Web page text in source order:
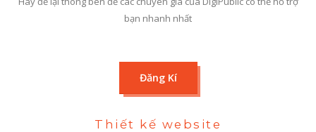
bạn nhanh nhất
Đăng Kí
Thiết kế website